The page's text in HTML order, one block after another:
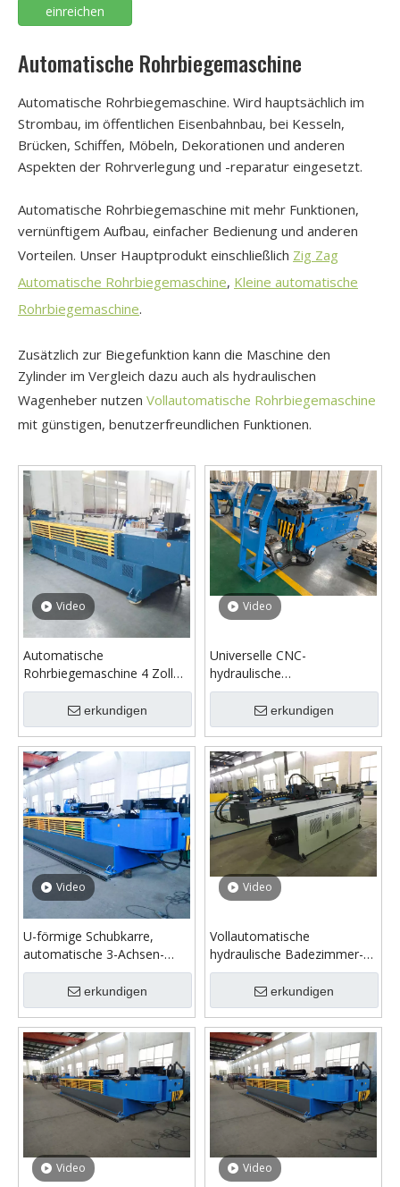
einreichen
Automatische Rohrbiegemaschine
Automatische Rohrbiegemaschine. Wird hauptsächlich im
Strombau, im öffentlichen Eisenbahnbau, bei Kesseln,
Brücken, Schiffen, Möbeln, Dekorationen und anderen
Aspekten der Rohrverlegung und -reparatur eingesetzt.
Automatische Rohrbiegemaschine mit mehr Funktionen,
vernünftigem Aufbau, einfacher Bedienung und anderen
Vorteilen. Unser Hauptprodukt einschließlich Zig Zag
Automatische Rohrbiegemaschine, Kleine automatische
Rohrbiegemaschine.
Zusätzlich zur Biegefunktion kann die Maschine den
Zylinder im Vergleich dazu auch als hydraulischen
Wagenheber nutzen Vollautomatische Rohrbiegemaschine
mit günstigen, benutzerfreundlichen Funktionen.
Video
Automatische
Rohrbiegemaschine 4 Zoll
GM-SB-140NCB
erkundigen
Video
Universelle CNC-
hydraulische
vollautomatische
Stahlrohrbiegemaschine
erkundigen
Video
U-förmige Schubkarre,
automatische 3-Achsen-
Rohrbiegemaschine
erkundigen
Video
Vollautomatische
hydraulische Badezimmer-
Dornrohrbiegemaschine
erkundigen
Video Video